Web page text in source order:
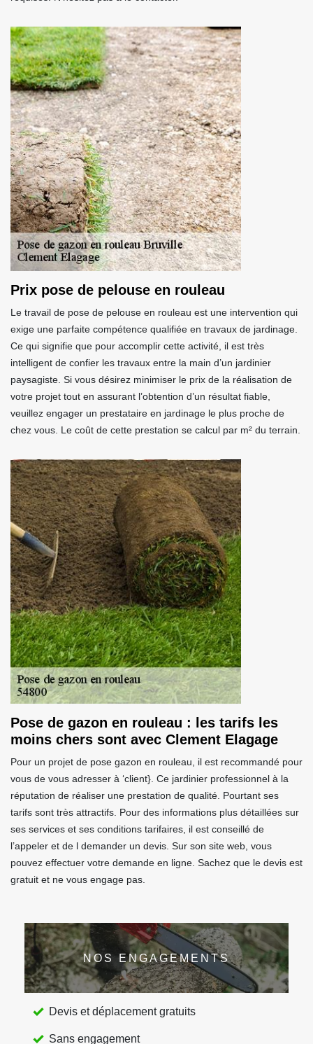
Prix pose de pelouse en rouleau
Le travail de pose de pelouse en rouleau est une intervention qui
exige une parfaite compétence qualifiée en travaux de jardinage.
Ce qui signifie que pour accomplir cette activité, il est très
intelligent de confier les travaux entre la main d’un jardinier
paysagiste. Si vous désirez minimiser le prix de la réalisation de
votre projet tout en assurant l’obtention d’un résultat fiable,
veuillez engager un prestataire en jardinage le plus proche de
chez vous. Le coût de cette prestation se calcul par m² du terrain.
Pose de gazon en rouleau : les tarifs les
moins chers sont avec Clement Elagage
Pour un projet de pose gazon en rouleau, il est recommandé pour
vous de vous adresser à ‘client}. Ce jardinier professionnel à la
réputation de réaliser une prestation de qualité. Pourtant ses
tarifs sont très attractifs. Pour des informations plus détaillées sur
ses services et ses conditions tarifaires, il est conseillé de
l’appeler et de l demander un devis. Sur son site web, vous
pouvez effectuer votre demande en ligne. Sachez que le devis est
gratuit et ne vous engage pas.
NOS ENGAGEMENTS
Devis et déplacement gratuits
Sans engagement